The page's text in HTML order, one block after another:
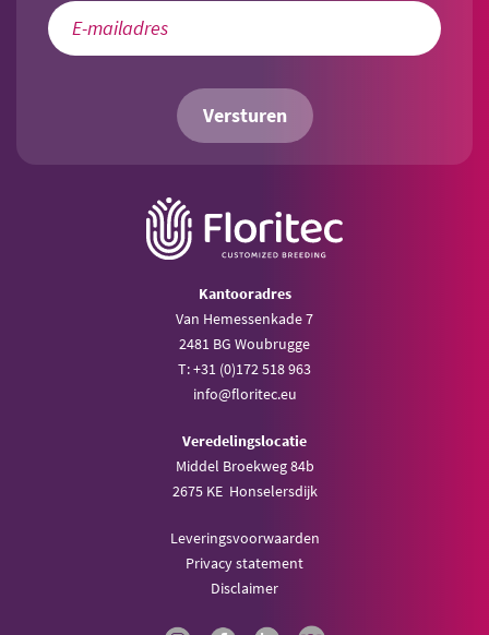
Versturen
Kantooradres
Van Hemessenkade 7
2481 BG Woubrugge
T: +31 (0)172 518 963
info@floritec.eu
Veredelingslocatie
Middel Broekweg 84b
2675 KE Honselersdijk
Leveringsvoorwaarden
Privacy statement
Disclaimer